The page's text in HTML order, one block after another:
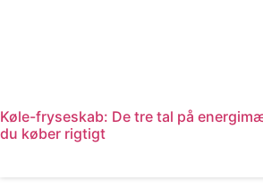
Køle-fryseskab: De tre tal på
du køber rigtigt